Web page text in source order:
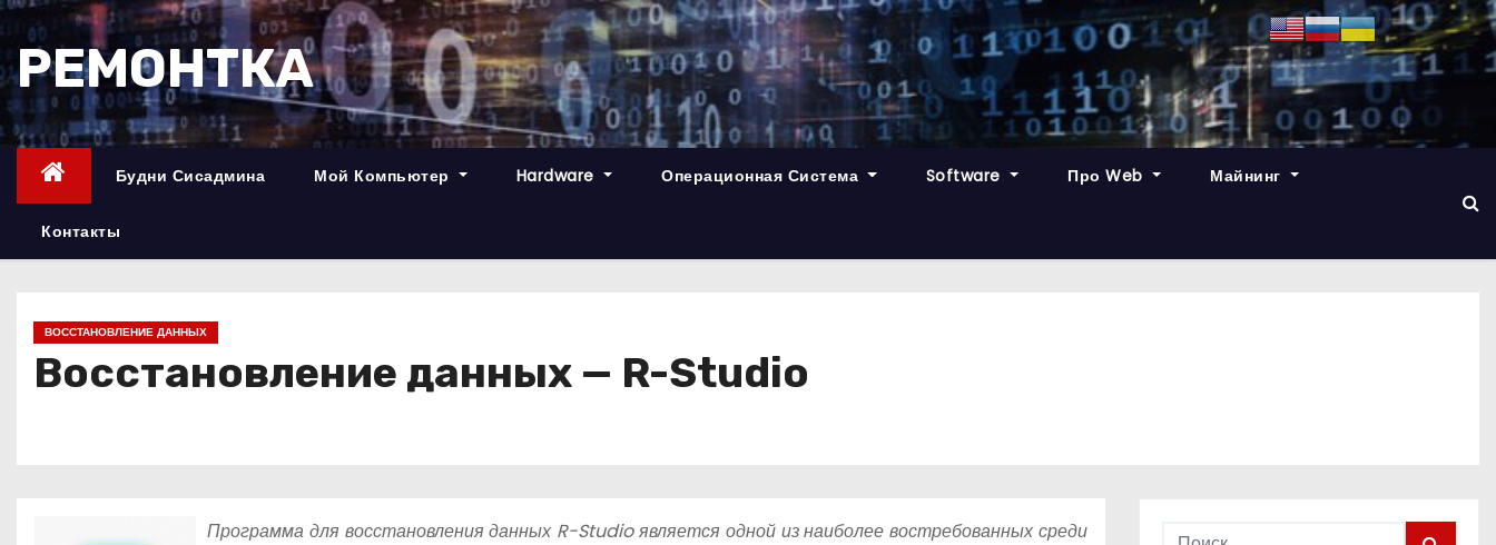
П
р
е
й
с
РЕМОНТКА
Будни Сисадмина Мой Компьютер Hardware Операционная Система Software Про Web Майнинг
Контакты
ВОССТАНОВЛЕНИЕ ДАННЫХ
Восстановление данных — R-Studio
Программа для восстановления данных R-Studio является одной из наиболее востребованных среди